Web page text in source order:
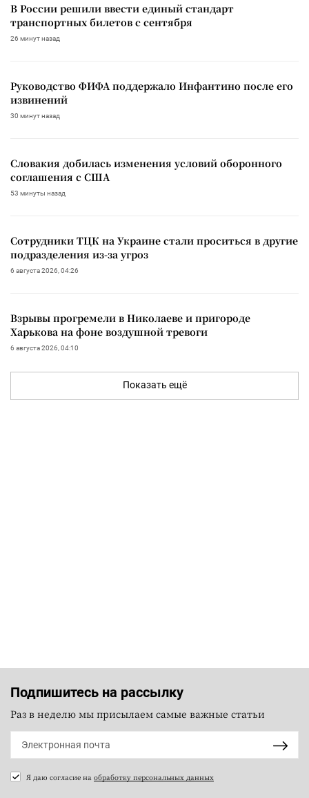
В России решили ввести единый стандарт
транспортных билетов с сентября
26 минут назад
Руководство ФИФА поддержало Инфантино после его
извинений
30 минут назад
Словакия добилась изменения условий оборонного
соглашения с США
53 минуты назад
Сотрудники ТЦК на Украине стали проситься в другие
подразделения из-за угроз
6 августа 2026, 04:26
Взрывы прогремели в Николаеве и пригороде
Харькова на фоне воздушной тревоги
6 августа 2026, 04:10
Показать ещё
Подпишитесь на рассылку
Раз в неделю мы присылаем самые важные статьи
Я даю согласие на обработку персональных данных